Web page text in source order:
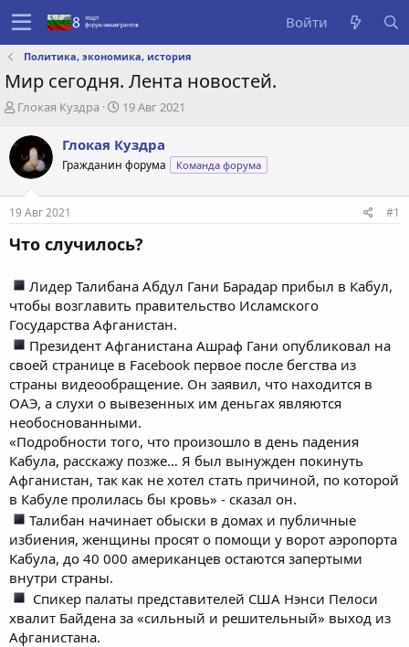
Войти
Политика, экономика, история
Мир сегодня. Лента новостей.
А
т
о
р
е
м
ы
Глокая Куздра
Д
т
а
с
а
н
я
19 Авг 2021
Глокая Куздра
Гражданин форума Команда форума
19 Авг 2021 #1
Что случилось?
Лидер Талибана Абдул Гани Барадар прибыл в Кабул,
чтобы возглавить правительство Исламского
Государства Афганистан.
Президент Афганистана Ашраф Гани опубликовал на
своей странице в Facebook первое после бегства из
страны видеообращение. Он заявил, что находится в
ОАЭ, а слухи о вывезенных им деньгах являются
необоснованными.
«Подробности того, что произошло в день падения
Кабула, расскажу позже… Я был вынужден покинуть
Афганистан, так как не хотел стать причиной, по которой
в Кабуле пролилась бы кровь» - сказал он.
Талибан начинает обыски в домах и публичные
избиения, женщины просят о помощи у ворот аэропорта
Кабула, до 40 000 американцев остаются запертыми
внутри страны.
Спикер палаты представителей США Нэнси Пелоси
хвалит Байдена за «сильный и решительный» выход из
Афганистана.